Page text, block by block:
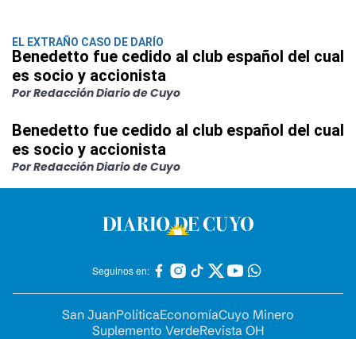
EL EXTRAÑO CASO DE DARÍO
Benedetto fue cedido al club español del cual
es socio y accionista
Por Redacción Diario de Cuyo
Benedetto fue cedido al club español del cual
es socio y accionista
Por Redacción Diario de Cuyo
Seguinos en:
San JuanPolíticaEconomíaCuyo Minero
Suplemento VerdeRevista OH